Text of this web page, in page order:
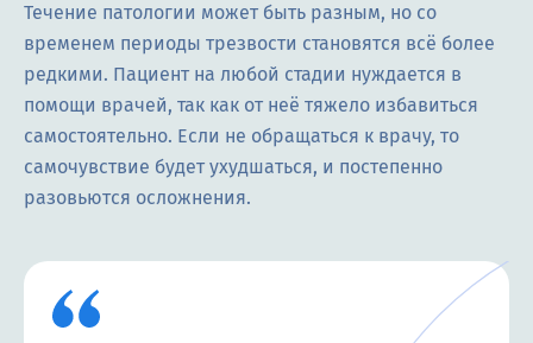
Течение патологии может быть разным, но со
временем периоды трезвости становятся всё более
редкими. Пациент на любой стадии нуждается в
помощи врачей, так как от неё тяжело избавиться
самостоятельно. Если не обращаться к врачу, то
самочувствие будет ухудшаться, и постепенно
разовьются осложнения.